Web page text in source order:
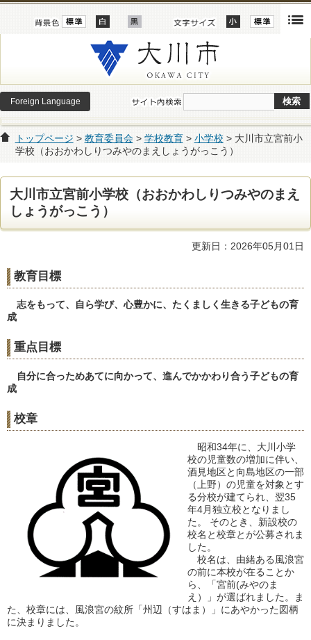
Foreign Language
トップページ > 教育委員会> 学校教育> 小学校 > 大川市立宮前小
学校（おおかわしりつみやのまえしょうがっこう）
大川市立宮前小学校（おおかわしりつみやのまえ
しょうがっこう）
更新日：2026年05月01日
教育目標
志をもって、自ら学び、心豊かに、たくましく生きる子どもの育
成
重点目標
自分に合っためあてに向かって、進んでかかわり合う子どもの育
成
校章
昭和34年に、大川小学
校の児童数の増加に伴い、
酒見地区と向島地区の一部
（上野）の児童を対象とす
る分校が建てられ、翌35
年4月独立校となりまし
た。 そのとき、新設校の
校名と校章とが公募されま
した。
校名は、由緒ある風浪宮
の前に本校が在ることか
ら、「宮前(みやのま
え）」が選ばれました。ま
た、校章には、風浪宮の紋所「州辺（すはま）」にあやかった図柄
に決まりました。